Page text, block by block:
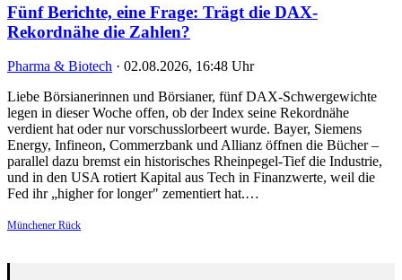
Fünf Berichte, eine Frage: Trägt die DAX-
Rekordnähe die Zahlen?
Pharma & Biotech · 02.08.2026, 16:48 Uhr
Liebe Börsianerinnen und Börsianer, fünf DAX-Schwergewichte
legen in dieser Woche offen, ob der Index seine Rekordnähe
verdient hat oder nur vorschusslorbeert wurde. Bayer, Siemens
Energy, Infineon, Commerzbank und Allianz öffnen die Bücher –
parallel dazu bremst ein historisches Rheinpegel-Tief die Industrie,
und in den USA rotiert Kapital aus Tech in Finanzwerte, weil die
Fed ihr „higher for longer" zementiert hat.…
Münchener Rück